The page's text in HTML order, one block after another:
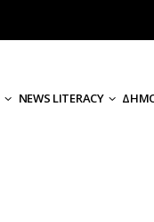
NEWS LITERACY